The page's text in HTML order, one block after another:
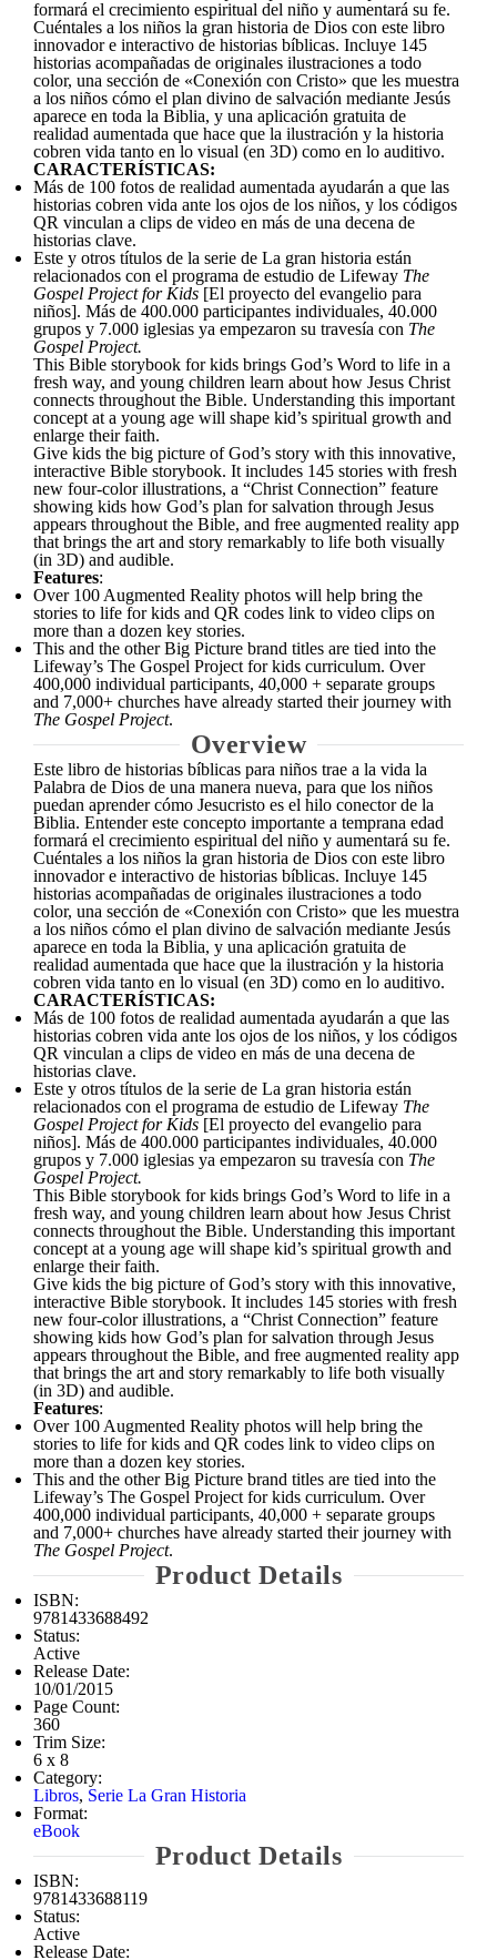
formará el crecimiento espiritual del niño y aumentará su fe.
Cuéntales a los niños la gran historia de Dios con este libro
innovador e interactivo de historias bíblicas. Incluye 145
historias acompañadas de originales ilustraciones a todo
color, una sección de «Conexión con Cristo» que les muestra
a los niños cómo el plan divino de salvación mediante Jesús
aparece en toda la Biblia, y una aplicación gratuita de
realidad aumentada que hace que la ilustración y la historia
cobren vida tanto en lo visual (en 3D) como en lo auditivo.
CARACTERÍSTICAS:
Más de 100 fotos de realidad aumentada ayudarán a que las
historias cobren vida ante los ojos de los niños, y los códigos
QR vinculan a clips de video en más de una decena de
historias clave.
Este y otros títulos de la serie de La gran historia están
relacionados con el programa de estudio de Lifeway The
Gospel Project for Kids [El proyecto del evangelio para
niños]. Más de 400.000 participantes individuales, 40.000
grupos y 7.000 iglesias ya empezaron su travesía con The
Gospel Project.
This Bible storybook for kids brings God’s Word to life in a
fresh way, and young children learn about how Jesus Christ
connects throughout the Bible. Understanding this important
concept at a young age will shape kid’s spiritual growth and
enlarge their faith.
Give kids the big picture of God’s story with this innovative,
interactive Bible storybook. It includes 145 stories with fresh
new four-color illustrations, a “Christ Connection” feature
showing kids how God’s plan for salvation through Jesus
appears throughout the Bible, and free augmented reality app
that brings the art and story remarkably to life both visually
(in 3D) and audible.
Features:
Over 100 Augmented Reality photos will help bring the
stories to life for kids and QR codes link to video clips on
more than a dozen key stories.
This and the other Big Picture brand titles are tied into the
Lifeway’s The Gospel Project for kids curriculum. Over
400,000 individual participants, 40,000 + separate groups
and 7,000+ churches have already started their journey with
The Gospel Project.
Overview
Este libro de historias bíblicas para niños trae a la vida la
Palabra de Dios de una manera nueva, para que los niños
puedan aprender cómo Jesucristo es el hilo conector de la
Biblia. Entender este concepto importante a temprana edad
formará el crecimiento espiritual del niño y aumentará su fe.
Cuéntales a los niños la gran historia de Dios con este libro
innovador e interactivo de historias bíblicas. Incluye 145
historias acompañadas de originales ilustraciones a todo
color, una sección de «Conexión con Cristo» que les muestra
a los niños cómo el plan divino de salvación mediante Jesús
aparece en toda la Biblia, y una aplicación gratuita de
realidad aumentada que hace que la ilustración y la historia
cobren vida tanto en lo visual (en 3D) como en lo auditivo.
CARACTERÍSTICAS:
Más de 100 fotos de realidad aumentada ayudarán a que las
historias cobren vida ante los ojos de los niños, y los códigos
QR vinculan a clips de video en más de una decena de
historias clave.
Este y otros títulos de la serie de La gran historia están
relacionados con el programa de estudio de Lifeway The
Gospel Project for Kids [El proyecto del evangelio para
niños]. Más de 400.000 participantes individuales, 40.000
grupos y 7.000 iglesias ya empezaron su travesía con The
Gospel Project.
This Bible storybook for kids brings God’s Word to life in a
fresh way, and young children learn about how Jesus Christ
connects throughout the Bible. Understanding this important
concept at a young age will shape kid’s spiritual growth and
enlarge their faith.
Give kids the big picture of God’s story with this innovative,
interactive Bible storybook. It includes 145 stories with fresh
new four-color illustrations, a “Christ Connection” feature
showing kids how God’s plan for salvation through Jesus
appears throughout the Bible, and free augmented reality app
that brings the art and story remarkably to life both visually
(in 3D) and audible.
Features:
Over 100 Augmented Reality photos will help bring the
stories to life for kids and QR codes link to video clips on
more than a dozen key stories.
This and the other Big Picture brand titles are tied into the
Lifeway’s The Gospel Project for kids curriculum. Over
400,000 individual participants, 40,000 + separate groups
and 7,000+ churches have already started their journey with
The Gospel Project.
Product Details
ISBN:
9781433688492
Status:
Active
Release Date:
10/01/2015
Page Count:
360
Trim Size:
6 x 8
Category:
Libros, Serie La Gran Historia
Format:
eBook
Product Details
ISBN:
9781433688119
Status:
Active
Release Date: